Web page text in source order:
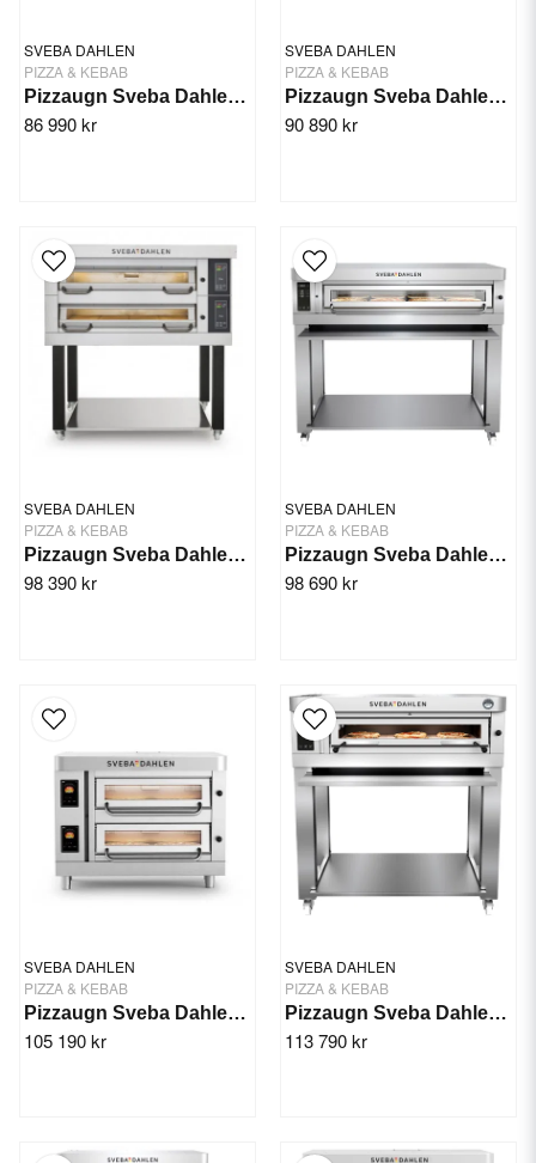
SVEBA DAHLEN
PIZZA & KEBAB
Pizzaugn Sveba Dahlen DC-12P, 1-däck
86 990 kr
SVEBA DAHLEN
PIZZA & KEBAB
Pizzaugn Sveba Dahlen P-801, 1-däck
90 890 kr
SVEBA DAHLEN
PIZZA & KEBAB
Pizzaugn Sveba Dahlen DC-13P, 1-däck
98 390 kr
SVEBA DAHLEN
PIZZA & KEBAB
Pizzaugn Sveba Dahlen P-801D Extra Djup, 1 Däck
98 690 kr
SVEBA DAHLEN
PIZZA & KEBAB
Pizzaugn Sveba Dahlen P-202, 2-däck
105 190 kr
SVEBA DAHLEN
PIZZA & KEBAB
Pizzaugn Sveba Dahlen P601 High Temp 500 grader
113 790 kr